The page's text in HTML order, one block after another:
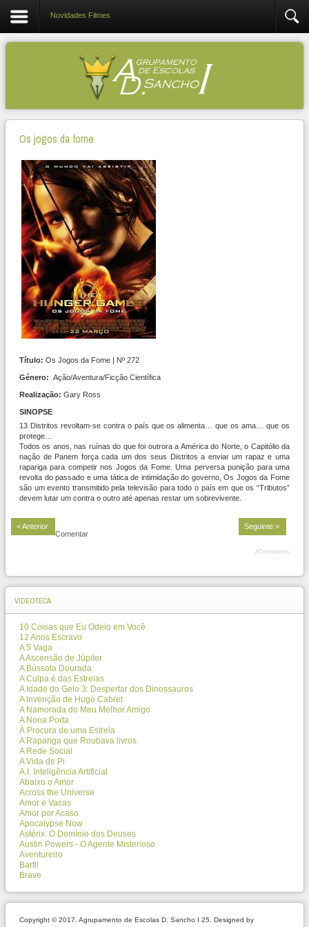
Novidades Filmes
Os jogos da fome
Título: Os Jogos da Fome | Nº 272
Género: Ação/Aventura/Ficção Científica
Realização: Gary Ross
SINOPSE
13 Distritos revoltam-se contra o país que os alimenta… que os ama… que os
protege…
Todos os anos, nas ruínas do que foi outrora a América do Norte, o Capitólio da
nação de Panem força cada um dos seus Distritos a enviar um rapaz e uma
rapariga para competir nos Jogos da Fome. Uma perversa punição para uma
revolta do passado e uma tática de intimidação do governo, Os Jogos da Fome
são um evento transmitido pela televisão para todo o país em que os “Tributos”
devem lutar um contra o outro até apenas restar um sobrevivente.
< Anterior
Seguinte >
Comentar
JComments
VIDEOTECA
10 Coisas que Eu Odeio em Você
12 Anos Escravo
A 5 Vaga
A Ascensão de Júpiter
A Bússola Dourada
A Culpa é das Estrelas
A Idade do Gelo 3: Despertar dos Dinossauros
A Invenção de Hugo Cabret
A Namorada do Meu Melhor Amigo
A Nona Porta
À Procura de uma Estrela
A Rapariga que Roubava livros
A Rede Social
A Vida de Pi
A.I. Inteligência Artificial
Abaixo o Amor
Across the Universe
Amor e Vacas
Amor por Acaso
Apocalypse Now
Astérix: O Domínio dos Deuses
Austin Powers - O Agente Misterioso
Aventureiro
Barfi!
Brave
Copyright © 2017. Agrupamento de Escolas D. Sancho I 25. Designed by